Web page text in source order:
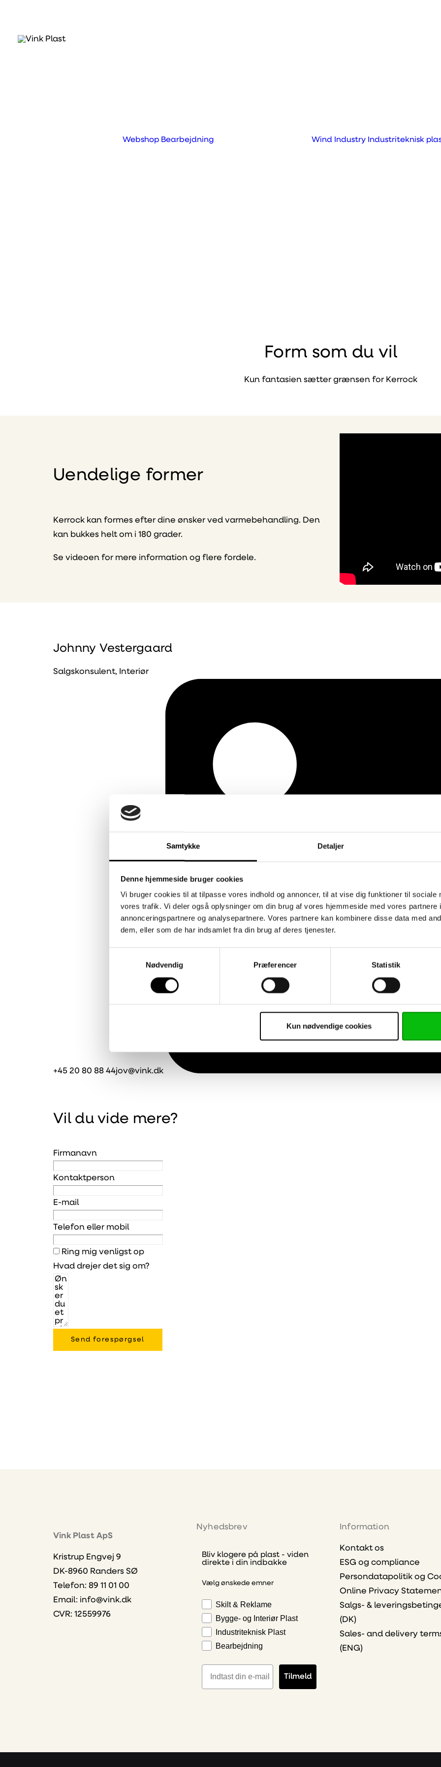
Samtykke Detaljer
Denne hjemmeside bruger cookies
Vi bruger cookies til at tilpasse vores indhold og annoncer, til at vise dig funktioner til sociale
vores trafik. Vi deler også oplysninger om din brug af vores hjemmeside med vores partnere
annonceringspartnere og analysepartnere. Vores partnere kan kombinere disse data med
dem, eller som de har indsamlet fra din brug af deres tjenester.
Nødvendig
Præferencer Statistik
Kun nødvendige cookies
Webshop Bearbejdning Wind Industry Industriteknisk
Form som du vil
Kun fantasien sætter grænsen for Kerrock
Uendelige former
Kerrock kan formes efter dine ønsker ved varmebehandling. Den
kan bukkes helt om i 180 grader.
Se videoen for mere information og flere fordele.
Johnny Vestergaard
Salgskonsulent, Interiør
+45 20 80 88 44jov@vink.dk
Vil du vide mere?
Firmanavn
Kontaktperson
E-mail
Telefon eller mobil
Ring mig venligst op
Hvad drejer det sig om?
Send forespørgsel
Vink Plast ApS
Kristrup Engvej 9
DK-8960 Randers SØ
Telefon: 89 11 01 00
Email: info@vink.dk
CVR: 12559976
Nyhedsbrev
Bliv klogere på plast - viden
direkte i din indbakke
Vælg ønskede emner
Skilt & Reklame
Bygge- og Interiør Plast
Industriteknisk Plast
Bearbejdning
E-mailadresse
Tilmeld
Information
Kontakt os
ESG og compliance
Persondatapolitik og
Online Privacy
Salgs- &
(DK)
Sales- and delivery
(ENG)